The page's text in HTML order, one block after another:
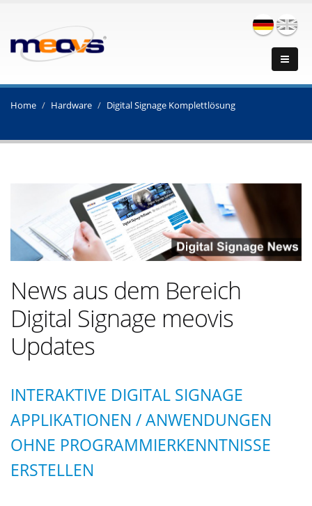
Home Hardware Digital Signage Komplettlösung
News aus dem Bereich
Digital Signage meovis
Updates
INTERAKTIVE DIGITAL SIGNAGE
APPLIKATIONEN / ANWENDUNGEN
OHNE PROGRAMMIERKENNTNISSE
ERSTELLEN